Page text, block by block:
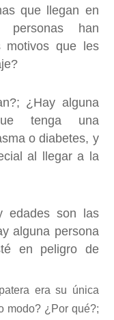
que llegan en
personas han
motivos que les
¿Hay alguna
tenga una
o diabetes, y
al llegar a la
edades son las
alguna persona
en peligro de
era su única
modo? ¿Por qué?;